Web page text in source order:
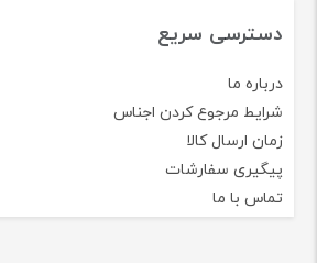
دسترسی سریع
درباره ما
شرایط مرجوع کردن اجناس
زمان ارسال کالا
پیگیری سفارشات
تماس با ما